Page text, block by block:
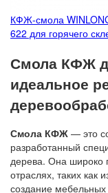
КФЖ-смола
622 для горячего
Смола КФЖ
идеальное
Смола КФЖ — это
разработанный
дерева. Она широко
отраслях, таких как
создание мебельных